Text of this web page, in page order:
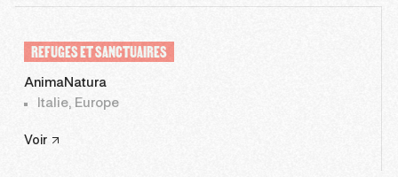
REFUGES ET SANCTUAIRES
AnimaNatura
Italie, Europe
Voir